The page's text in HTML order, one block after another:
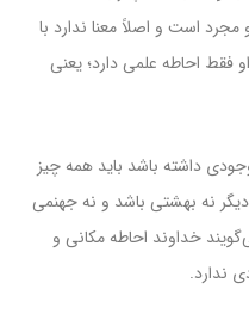
است و اصلاً معنا ندارد با
فقط احاطه علمی دارد؛ یعنی
داشته باشد باید همه چیز
نه بهشتی باشد و نه جهنمی
خداوند احاطه مکانی و
ندارد.